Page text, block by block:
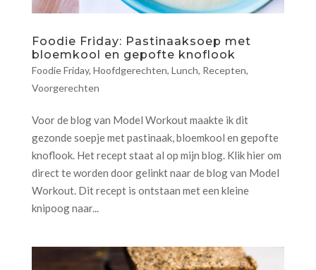
Foodie Friday: Pastinaaksoep met
bloemkool en gepofte knoflook
Foodie Friday, Hoofdgerechten, Lunch, Recepten,
Voorgerechten
Voor de blog van Model Workout maakte ik dit
gezonde soepje met pastinaak, bloemkool en gepofte
knoflook. Het recept staat al op mijn blog. Klik hier om
direct te worden door gelinkt naar de blog van Model
Workout. Dit recept is ontstaan met een kleine
knipoog naar...